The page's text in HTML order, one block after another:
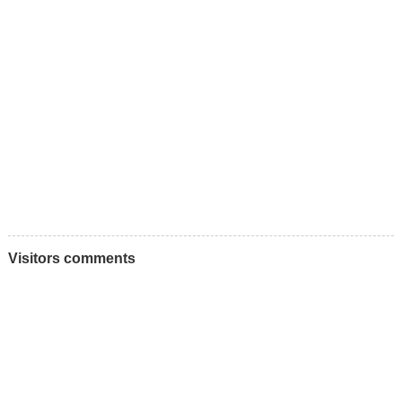
Visitors comments